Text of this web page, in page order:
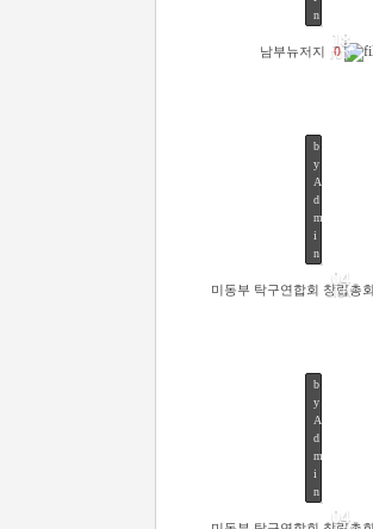
18
JUN
n
남부뉴저지 0
04
NOV
b
y
A
d
m
i
n
미동부 탁구연합회 창립총
04
b
y
A
d
m
i
n